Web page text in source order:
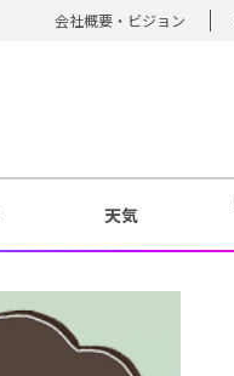
会社概要・ビジョン
天気